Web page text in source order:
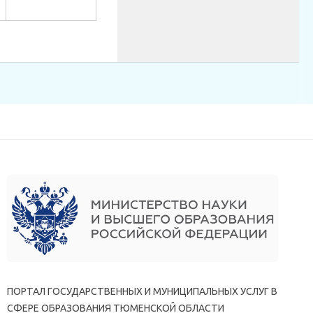
ПОРТАЛ ГОСУДАРСТВЕННЫХ И МУНИЦИПАЛЬНЫХ УСЛУГ В
СФЕРЕ ОБРАЗОВАНИЯ ТЮМЕНСКОЙ ОБЛАСТИ